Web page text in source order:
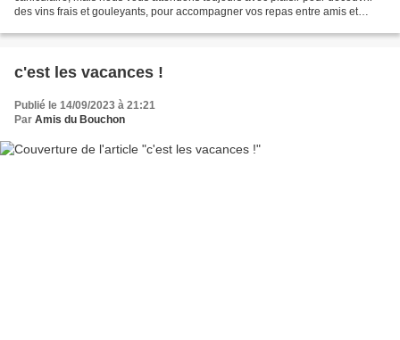
des vins frais et gouleyants, pour accompagner vos repas entre amis et
c'est les vacances !
Publié le 14/09/2023 à 21:21
Par Amis du Bouchon